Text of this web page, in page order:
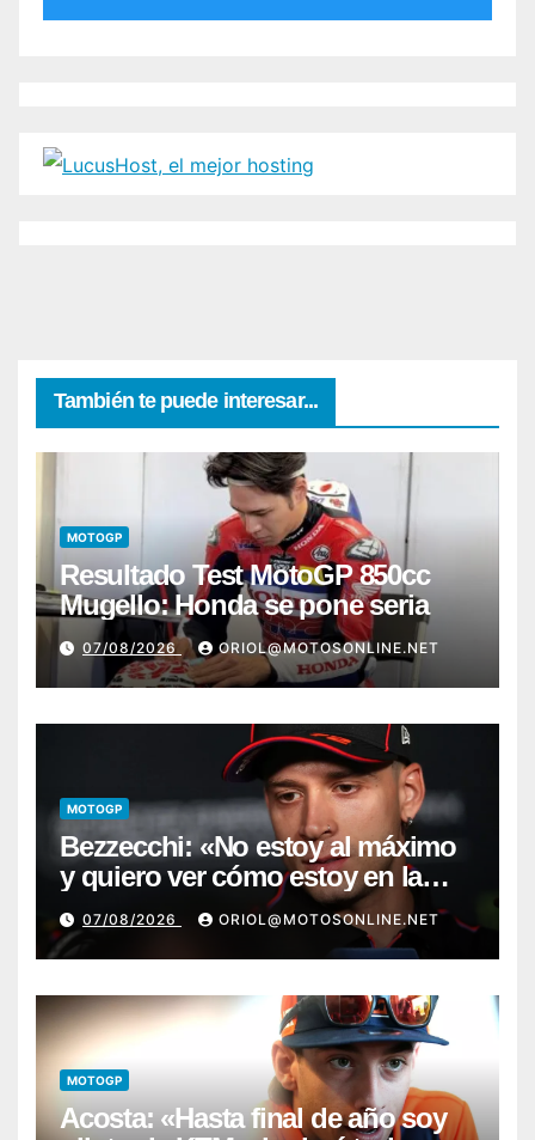
También te puede interesar...
MOTOGP
Resultado Test MotoGP 850cc
Mugello: Honda se pone seria
07/08/2026 ORIOL@MOTOSONLINE.NET
MOTOGP
Bezzecchi: «No estoy al máximo
y quiero ver cómo estoy en la
moto; desde Aragón será una
guerra»
07/08/2026 ORIOL@MOTOSONLINE.NET
MOTOGP
Acosta: «Hasta final de año soy